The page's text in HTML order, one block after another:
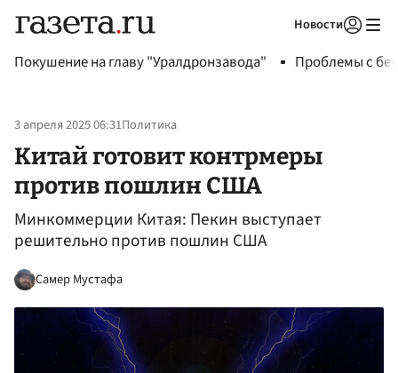
Новости
Покушение на главу "Уралдронзавода" Проблемы с
3 апреля 2025 06:31Политика
Китай готовит контрмеры
против пошлин США
Минкоммерции Китая: Пекин выступает
решительно против пошлин США
Самер Мустафа